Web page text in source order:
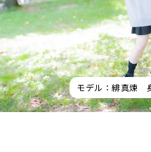
モデル：緋真煉